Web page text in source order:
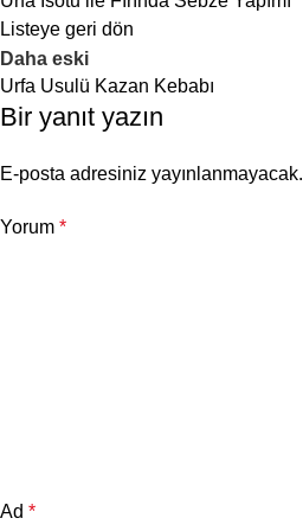
Listeye geri dön
Daha eski
Urfa Usulü Kazan Kebabı
Bir yanıt yazın
E-posta adresiniz yayınlanmayacak.
Yorum *
Ad *